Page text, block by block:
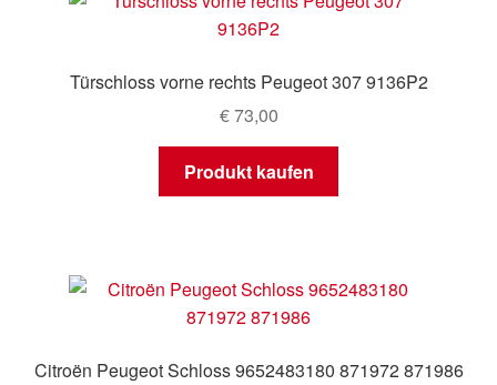
Türschloss vorne rechts Peugeot 307 9136P2
€73,00
Produkt kaufen
Citroën Peugeot Schloss 9652483180 871972 871986